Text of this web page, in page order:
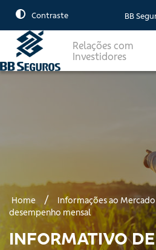
Contraste BB
Relações com
Investidores
Home / Informações ao Mercado
desempenho mensal
INFORMATIVO DE